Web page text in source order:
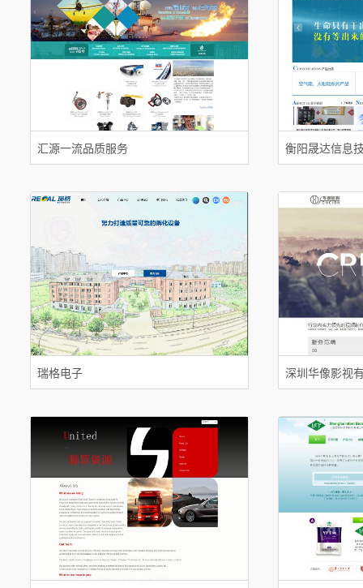
汇源一流品质服务 衡阳晟达信息
瑞格电子 深圳华像影视